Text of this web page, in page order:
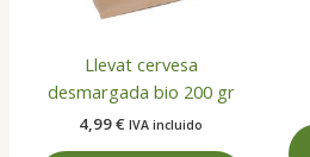
Llevat cervesa
desmargada bio 200 gr
4,99€ IVA incluido